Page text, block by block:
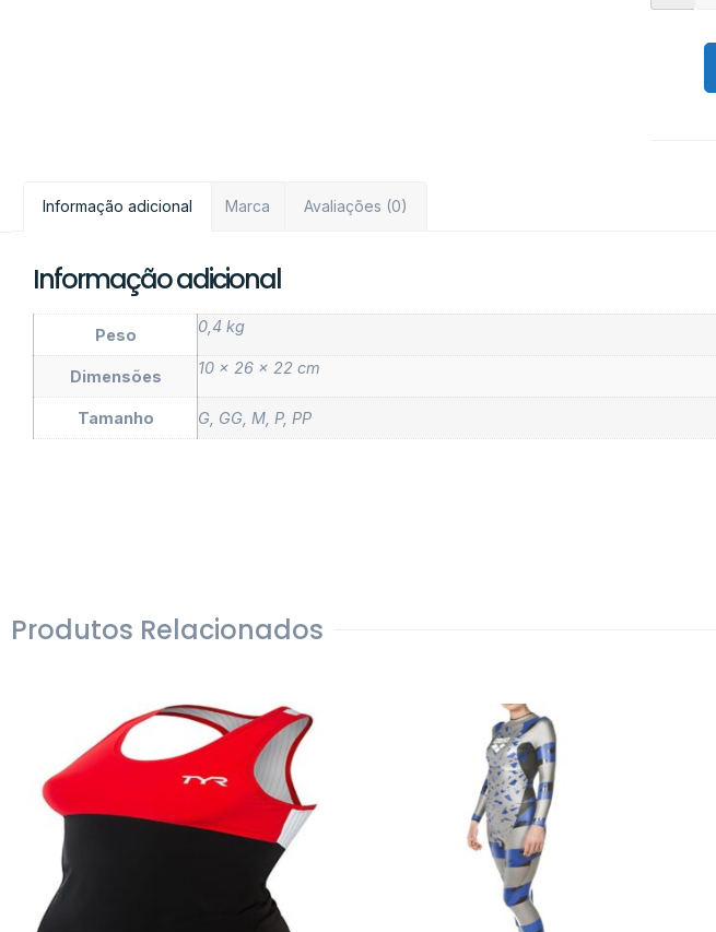
Informação adicional Marca Avaliações (0)
Informação adicional
Peso 0,4 kg
Dimensões 10 × 26 × 22 cm
Tamanho G GG M P, PP
Produtos Relacionados